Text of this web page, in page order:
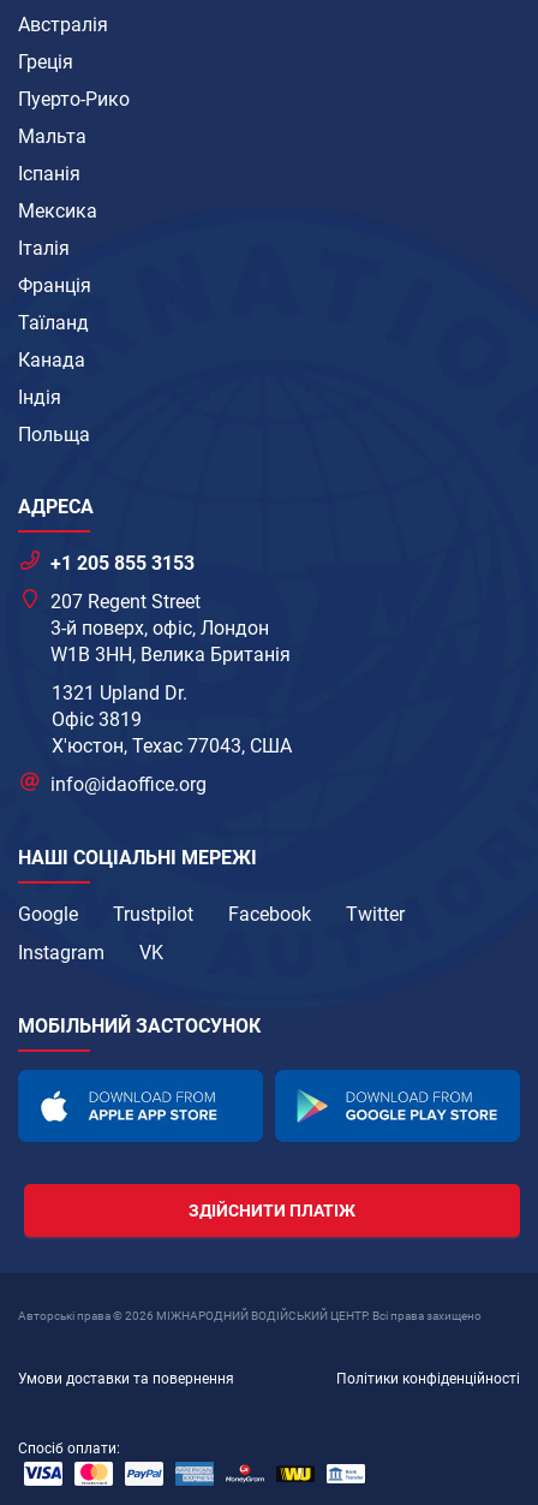
Австралія
Греція
Пуерто-Рико
Мальта
Іспанія
Мексика
Італія
Франція
Таїланд
Канада
Індія
Польща
АДРЕСА
+1 205 855 3153
207 Regent Street
3-й поверх, офіс, Лондон
W1B 3HH, Велика Британія
1321 Upland Dr.
Офіс 3819
Х'юстон, Техас 77043, США
info@idaoffice.org
НАШІ СОЦІАЛЬНІ МЕРЕЖІ
Google Trustpilot Facebook
Twitter
Instagram
VK
МОБІЛЬНИЙ ЗАСТОСУНОК
ЗДІЙСНИТИ ПЛАТІЖ
Авторські права © 2026 МІЖНАРОДНИЙ ВОДІЙСЬКИЙ ЦЕНТР. Всі права захищено
Умови доставки та повернення Політики конфіденційності
Спосіб оплати: